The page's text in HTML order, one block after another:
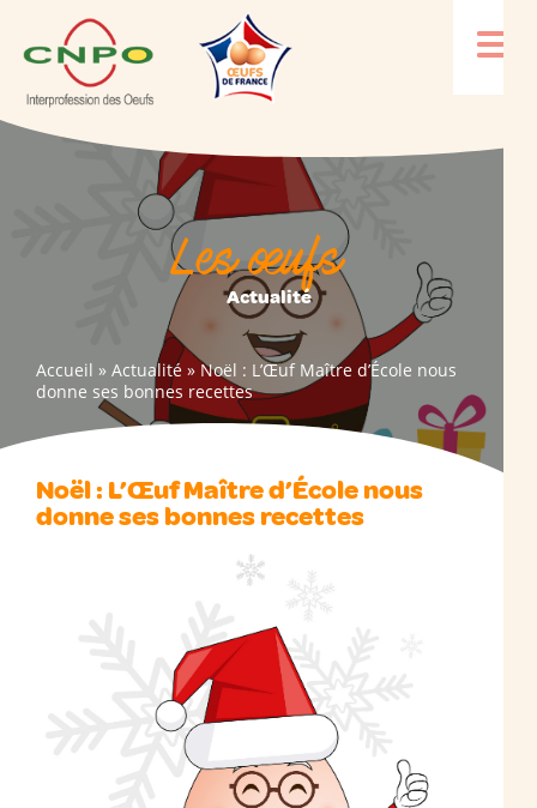
Les œufs
Actualité
Accueil » Actualité » Noël : L’Œuf Maître d’École nous
donne ses bonnes recettes
Noël : L’Œuf Maître d’École nous
donne ses bonnes recettes